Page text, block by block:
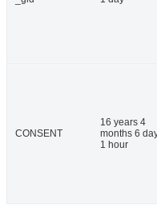
CONSENT
16 years 4
months 6
1 hour